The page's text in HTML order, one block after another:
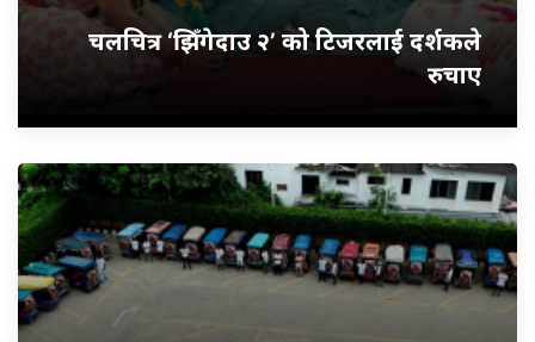
चलचित्र ‘झिँगेदाउ २’ को टिजरलाई दर्शकले
रुचाए